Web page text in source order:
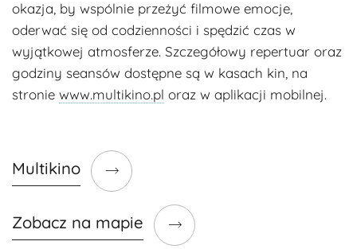
okazja, by wspólnie przeżyć filmowe emocje,
oderwać się od codzienności i spędzić czas w
wyjątkowej atmosferze. Szczegółowy repertuar oraz
godziny seansów dostępne są w kasach kin, na
stronie www.multikino.pl oraz w aplikacji mobilnej.
Multikino
Zobacz na mapie